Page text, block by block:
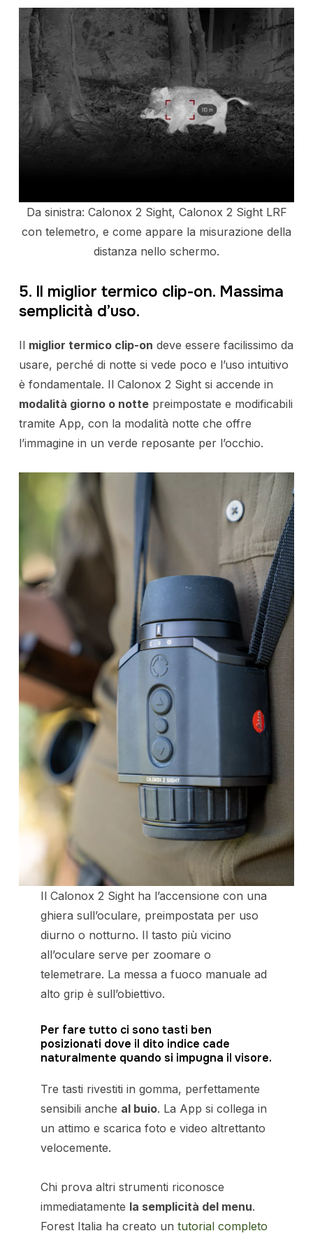
Da sinistra: Calonox 2 Sight, Calonox 2 Sight LRF
con telemetro, e come appare la misurazione della
distanza nello schermo.
5. Il miglior termico clip-on. Massima
semplicità d’uso.
Il miglior termico clip-on deve essere facilissimo da
usare, perché di notte si vede poco e l’uso intuitivo
è fondamentale. Il Calonox 2 Sight si accende in
modalità giorno o nottepreimpostate e modificabili
tramite App, con la modalità notte che offre
l’immagine in un verde reposante per l’occhio.
Il Calonox 2 Sight ha l’accensione con una
ghiera sull’oculare, preimpostata per uso
diurno o notturno. Il tasto più vicino
all’oculare serve per zoomare o
telemetrare. La messa a fuoco manuale ad
alto grip è sull’obiettivo.
Per fare tutto ci sono tasti ben
posizionati dove il dito indice cade
naturalmente quando si impugna il visore.
Tre tasti rivestiti in gomma, perfettamente
sensibili anche al buio. La App si collega in
un attimo e scarica foto e video altrettanto
velocemente.
Chi prova altri strumenti riconosce
immediatamente la semplicità del menu.
Forest Italia ha creato untutorial completo